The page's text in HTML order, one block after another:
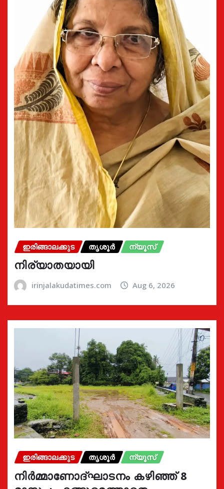
ഇരിങ്ങാലക്കുട തൃശൂർ ന്യൂസ്
നിര്യാതയായി
irinjalakudatimes.com Aug 6, 2026
ഇരിങ്ങാലക്കുട തൃശൂർ ന്യൂസ്
നിർമ്മാണോദ്ഘാടനം കഴിഞ്ഞ് 8